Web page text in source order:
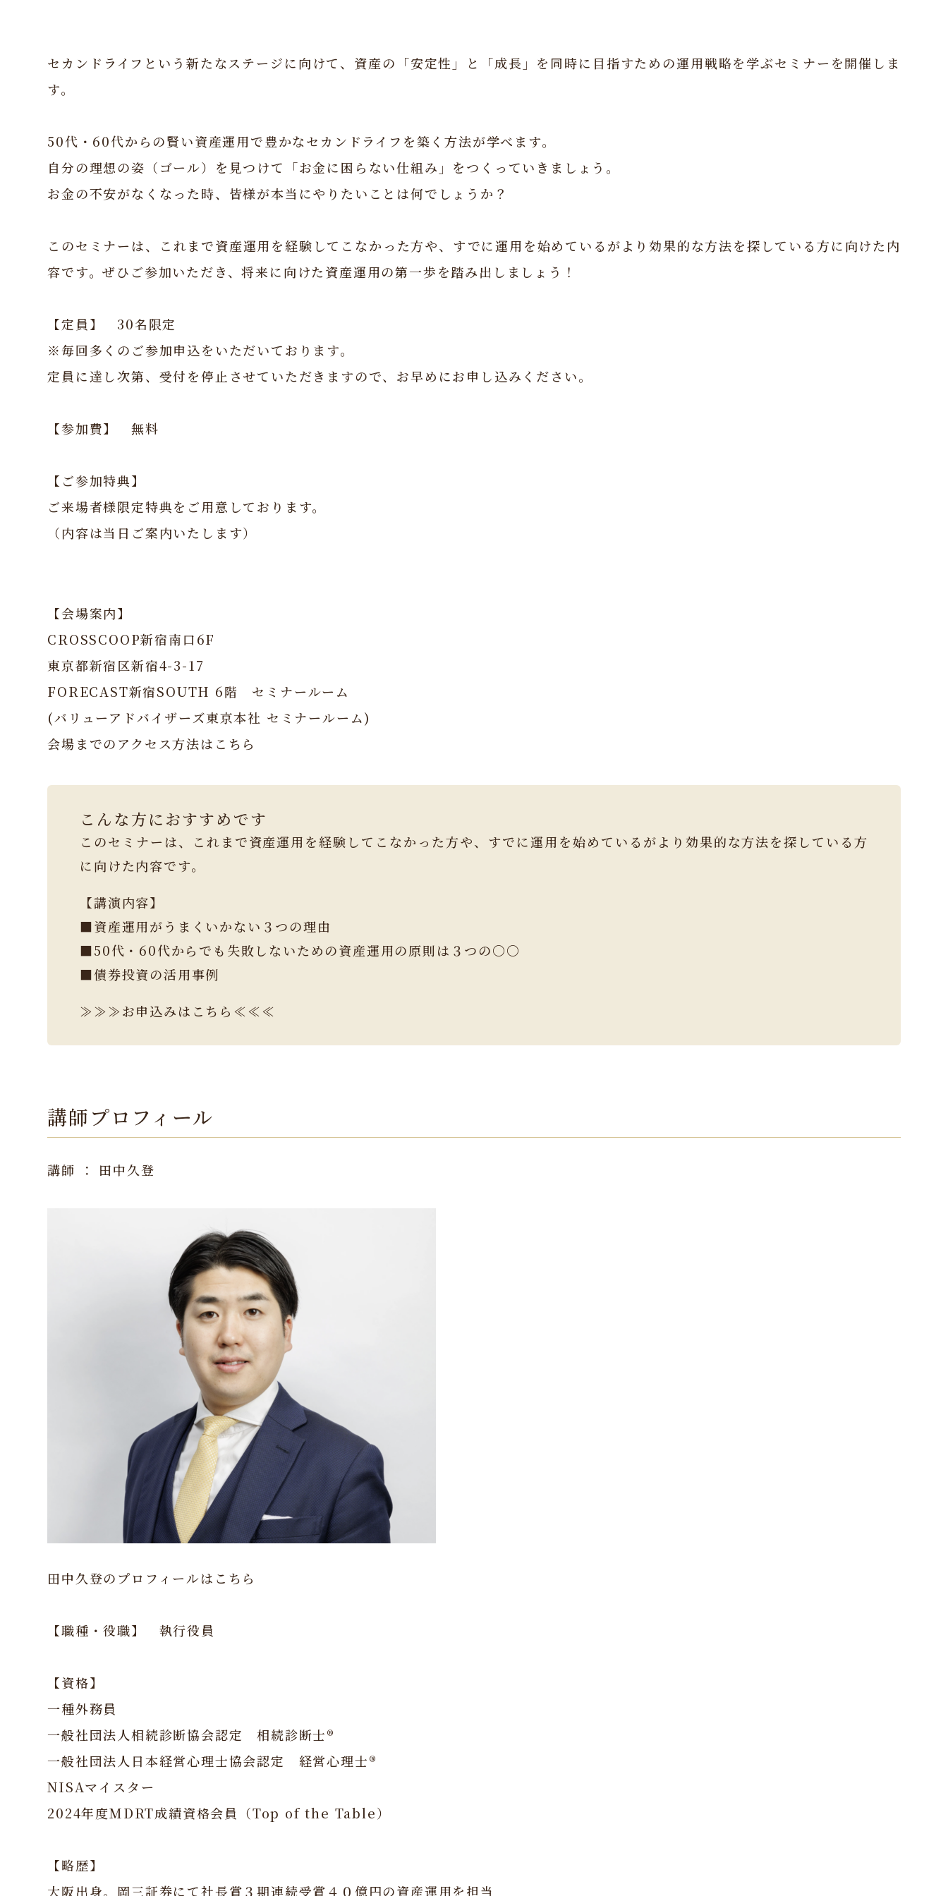
セカンドライフという新たなステージに向けて、資産の「安定性」と「成長」を同時に目指すための運用戦略を学ぶセミナーを開催しま
す。
50代・60代からの賢い資産運用で豊かなセカンドライフを築く方法が学べます。
自分の理想の姿（ゴール）を見つけて「お金に困らない仕組み」をつくっていきましょう。
お金の不安がなくなった時、皆様が本当にやりたいことは何でしょうか？
このセミナーは、これまで資産運用を経験してこなかった方や、すでに運用を始めているがより効果的な方法を探している方に向けた内
容です。ぜひご参加いただき、将来に向けた資産運用の第一歩を踏み出しましょう！
【定員】 30名限定
※毎回多くのご参加申込をいただいております。
定員に達し次第、受付を停止させていただきますので、お早めにお申し込みください。
【参加費】 無料
【ご参加特典】
ご来場者様限定特典をご用意しております。
（内容は当日ご案内いたします）
【会場案内】
CROSSCOOP新宿南口6F
東京都新宿区新宿4-3-17
FORECAST新宿SOUTH 6階 セミナールーム
(バリューアドバイザーズ東京本社 セミナールーム)
会場までのアクセス方法はこちら
こんな方におすすめです
このセミナーは、これまで資産運用を経験してこなかった方や、すでに運用を始めているがより効果的な方法を探している方
に向けた内容です。
【講演内容】
■資産運用がうまくいかない３つの理由
■50代・60代からでも失敗しないための資産運用の原則は３つの〇〇
■債券投資の活用事例
≫≫≫お申込みはこちら≪≪≪
講師プロフィール
講師 ： 田中久登
田中久登のプロフィールはこちら
【職種・役職】 執行役員
【資格】
一種外務員
一般社団法人相続診断協会認定 相続診断士®
一般社団法人日本経営心理士協会認定 経営心理士®
NISAマイスター
2024年度MDRT成績資格会員（Top of the Table）
【略歴】
大阪出身。岡三証券にて社長賞３期連続受賞４０億円の資産運用を担当